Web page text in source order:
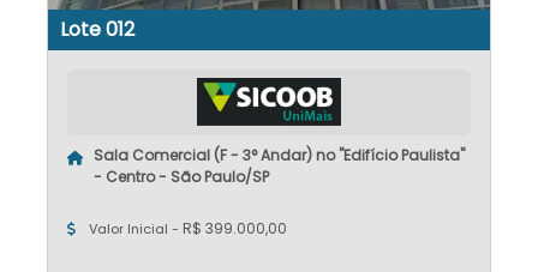
Lote 012
Sala Comercial (F - 3° Andar) no "Edifício Paulista"
- Centro - São Paulo/SP
Valor Inicial - R$ 399.000,00